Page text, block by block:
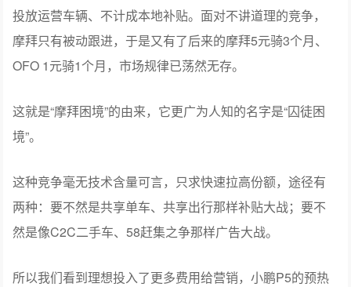
投放运营车辆、不计成本地补贴。面对不讲道理的竞争，
摩拜只有被动跟进，于是又有了后来的摩拜5元骑3个月、
OFO 1元骑1个月，市场规律已荡然无存。
这就是“摩拜困境”的由来，它更广为人知的名字是“囚徒困
境”。
这种竞争毫无技术含量可言，只求快速拉高份额，途径有
两种：要不然是共享单车、共享出行那样补贴大战；要不
然是像C2C二手车、58赶集之争那样广告大战。
所以我们看到理想投入了更多费用给营销，小鹏P5的预热